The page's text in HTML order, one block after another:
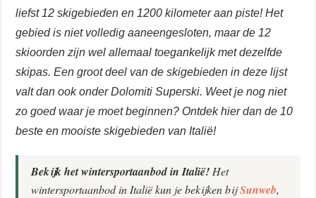
liefst 12 skigebieden en 1200 kilometer aan piste! Het
gebied is niet volledig aaneengesloten, maar de 12
skioorden zijn wel allemaal toegankelijk met dezelfde
skipas. Een groot deel van de skigebieden in deze lijst
valt dan ook onder Dolomiti Superski. Weet je nog niet
zo goed waar je moet beginnen? Ontdek hier dan de 10
beste en mooiste skigebieden van Italië!
Bekijk het wintersportaanbod in Italië!Het
wintersportaanbod in Italië kun je bekijken bijSunweb,